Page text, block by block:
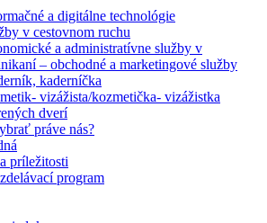
a digitálne technológie
v cestovnom ruchu
a administratívne služby v
– obchodné a marketingové služby
kaderníčka
vizážista/kozmetička- vizážistka
dverí
práve nás?
príležitosti
program